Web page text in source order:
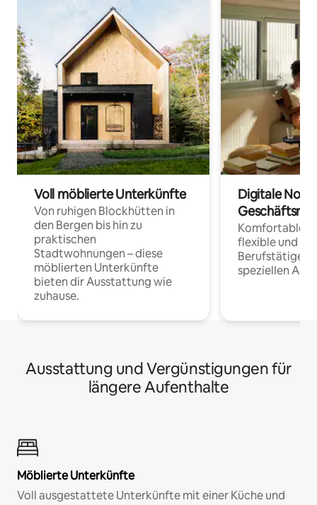
Voll möblierte Unterkünfte
Von ruhigen Blockhütten in
den Bergen bis hin zu
praktischen
Stadtwohnungen – diese
möblierten Unterkünfte
bieten dir Ausstattung wie
zuhause.
Digitale
Komfortable
flexible und
Berufstätige
speziellen
Ausstattung und Vergünstigungen für
längere Aufenthalte
Möblierte Unterkünfte
Voll ausgestattete Unterkünfte mit einer Küche und